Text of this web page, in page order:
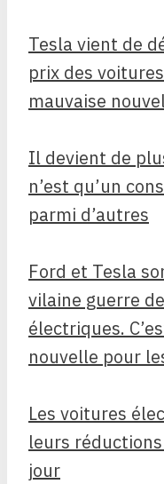
Tesla vient de
prix des
mauvaise
Il devient de
n’est qu’un
parmi d’autres
Ford et Tesla
vilaine guerre
électriques.
nouvelle pour
Les voitures
leurs
jour